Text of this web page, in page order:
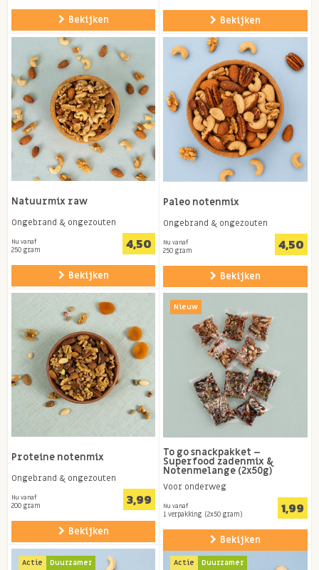
Bekijken Bekijken
Natuurmix raw
Ongebrand & ongezouten
Nu vanaf
250 gram 4,50
Bekijken
Paleo notenmix
Ongebrand & ongezouten
Nu vanaf
250 gram 4,50
Bekijken
Proteine notenmix
Ongebrand & ongezouten
Nu vanaf
200 gram 3,99
Bekijken
Nieuw
To go snackpakket –
Superfood zadenmix &
Notenmelange (2x50g)
Voor onderweg
Nu vanaf
1 verpakking (2x50 gram) 1,99
Bekijken
Actie Duurzamer Actie Duurzamer